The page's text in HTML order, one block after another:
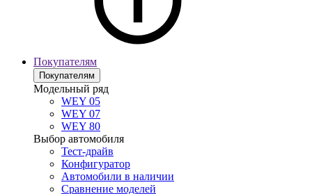
Покупателям
Покупателям
Модельный ряд
WEY 05
WEY 07
WEY 80
Выбор автомобиля
Тест-драйв
Конфигуратор
Автомобили в наличии
Сравнение моделей